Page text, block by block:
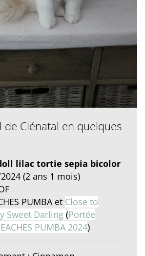
de Clénatal en quelques
lilac tortie sepia bicolor
(2 ans 1 mois)
PUMBA et Close to
Sweet Darling (Portée
PUMBA 2024)